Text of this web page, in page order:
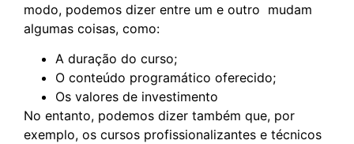
modo, podemos dizer entre um e outro mudam
algumas coisas, como:
A duração do curso;
O conteúdo programático oferecido;
Os valores de investimento
No entanto, podemos dizer também que, por
exemplo, os cursos profissionalizantes e técnicos